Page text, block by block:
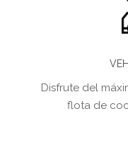
Disfrute del
flota de